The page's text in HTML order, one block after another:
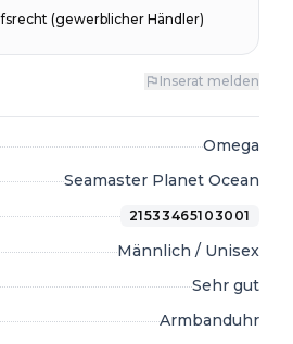
(gewerblicher Händler)
Inserat melden
Omega
Seamaster Planet Ocean
21533465103001
Männlich / Unisex
Sehr gut
Armbanduhr